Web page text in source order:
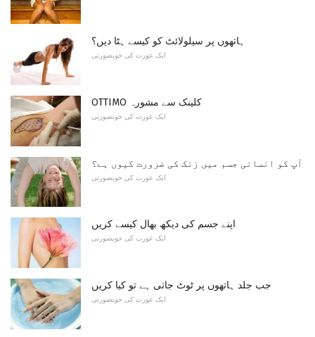
ہاتھوں پر سیلولائٹ کو کیسے ہٹا دیں؟
ایک عورت کی خوبصورتی
OTTIMO کلینک سے مشورہ
ایک عورت کی خوبصورتی
آپ کو انسانی جسم میں زنک کی ضرورت کیوں ہے؟
ایک عورت کی خوبصورتی
اپنے جسم کی دیکھ بھال کیسے کریں
ایک عورت کی خوبصورتی
جب جلد ہاتھوں پر ٹوٹ جاتی ہے تو کیا کریں
ایک عورت کی خوبصورتی